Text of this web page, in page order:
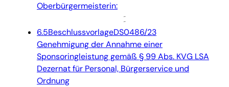
Oberbürgermeisterin:
6.5BeschlussvorlageDS0486/23
Genehmigung der Annahme einer
Sponsoringleistung gemäß § 99 Abs. KVG LSA
Dezernat für Personal, Bürgerservice und
Ordnung